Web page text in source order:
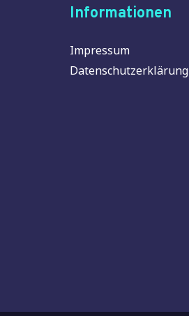
Informationen
Impressum
Datenschutzerklärung